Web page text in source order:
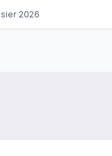
2026